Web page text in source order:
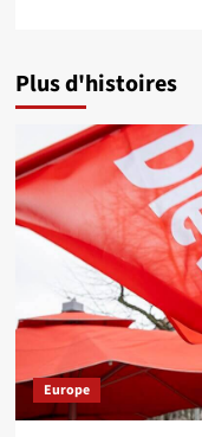
Plus d'histoires
Europe